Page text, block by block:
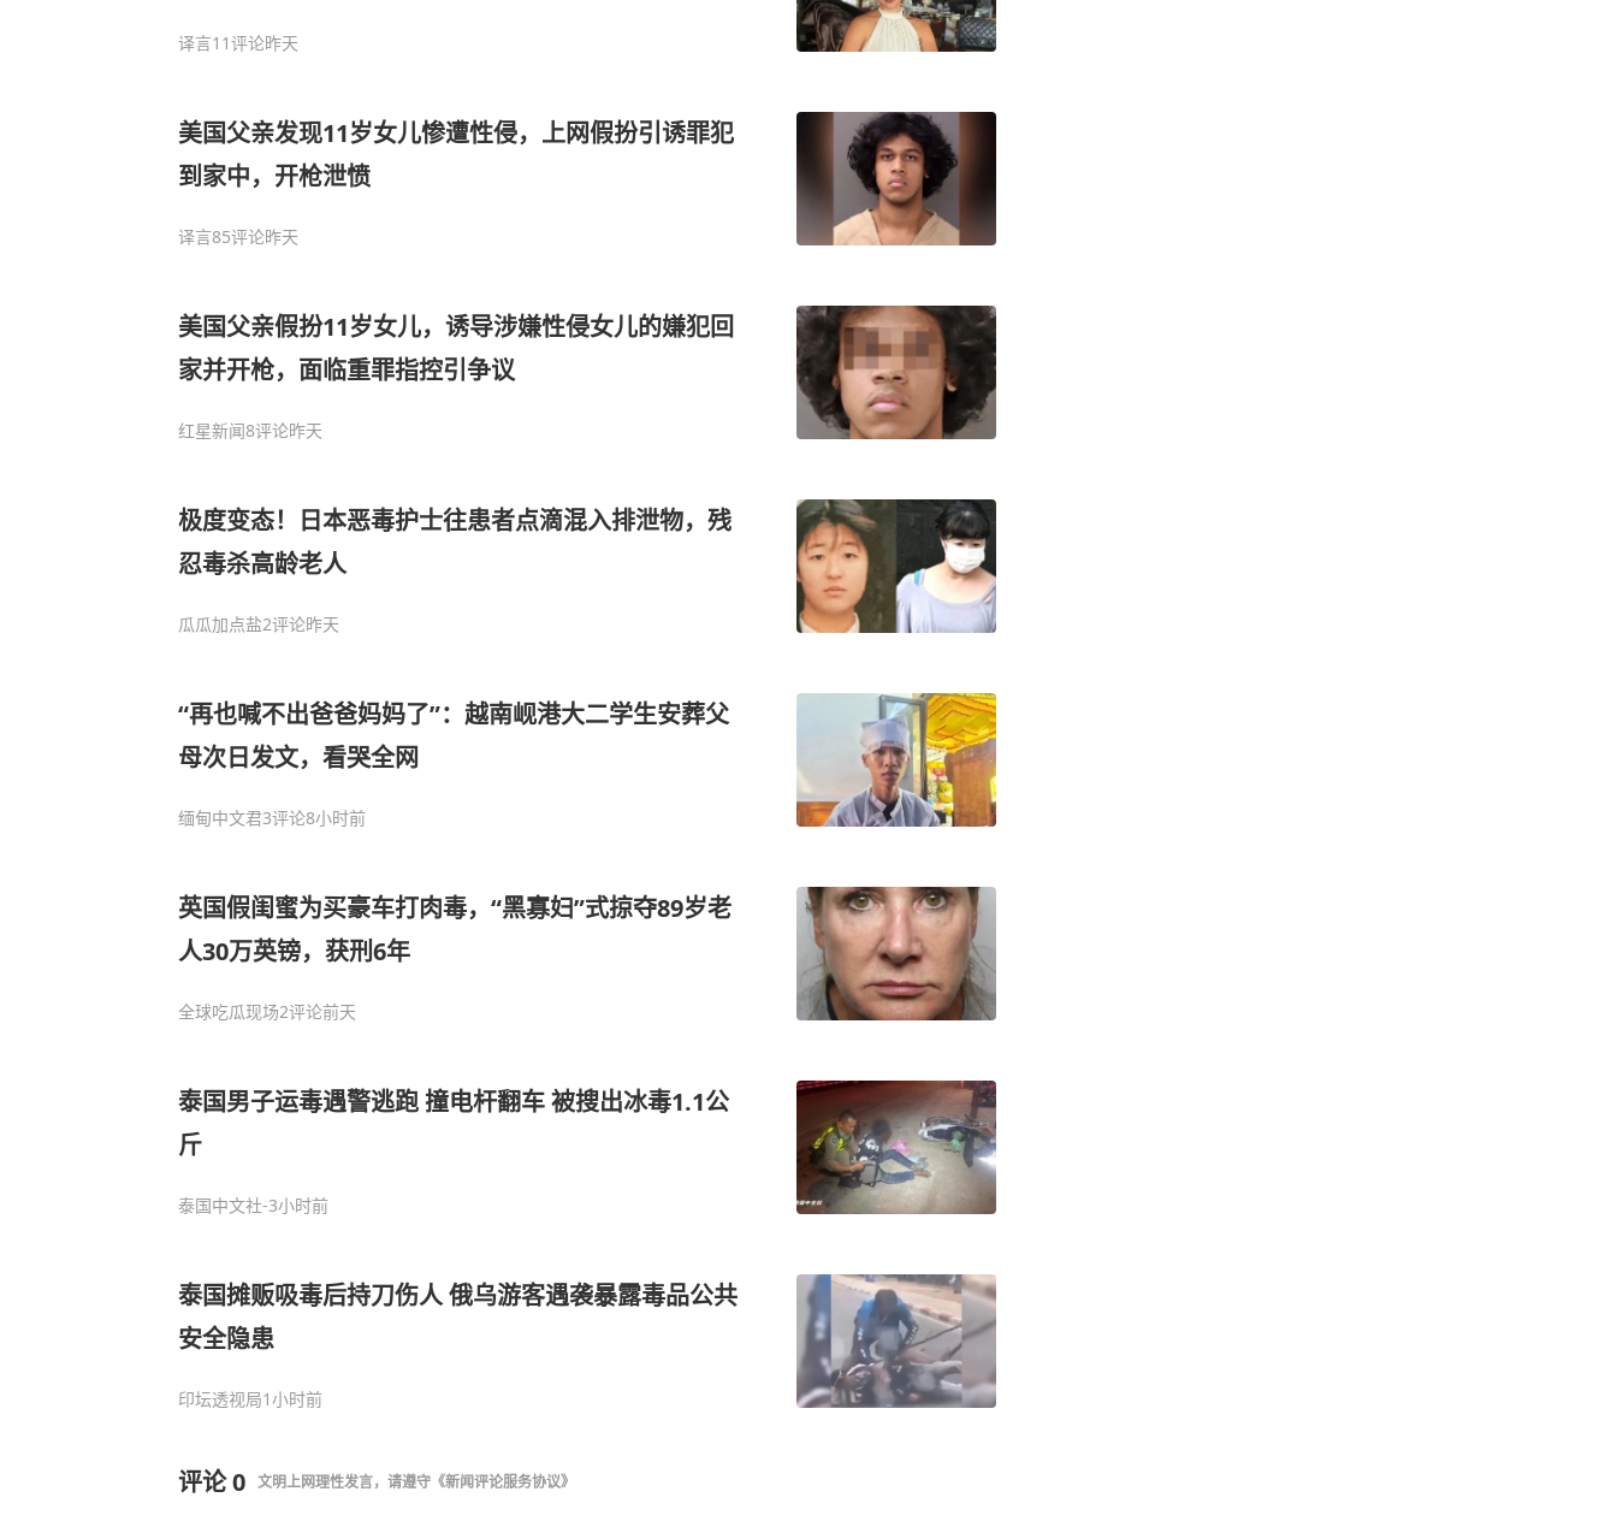
译言11评论昨天
美国父亲发现11岁女儿惨遭性侵，上网假扮引诱罪犯
到家中，开枪泄愤
译言85评论昨天
美国父亲假扮11岁女儿，诱导涉嫌性侵女儿的嫌犯回
家并开枪，面临重罪指控引争议
红星新闻8评论昨天
极度变态！日本恶毒护士往患者点滴混入排泄物，残
忍毒杀高龄老人
瓜瓜加点盐2评论昨天
“再也喊不出爸爸妈妈了”：越南岘港大二学生安葬父
母次日发文，看哭全网
缅甸中文君3评论8小时前
英国假闺蜜为买豪车打肉毒，“黑寡妇”式掠夺89岁老
人30万英镑，获刑6年
全球吃瓜现场2评论前天
泰国男子运毒遇警逃跑 撞电杆翻车 被搜出冰毒1.1公
斤
泰国中文社-3小时前
泰国摊贩吸毒后持刀伤人 俄乌游客遇袭暴露毒品公共
安全隐患
印坛透视局1小时前
评论0 文明上网理性发言，请遵守 《新闻评论服务协议》